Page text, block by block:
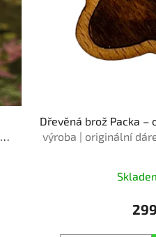
Dřevěná brož Packa –
výroba | originální